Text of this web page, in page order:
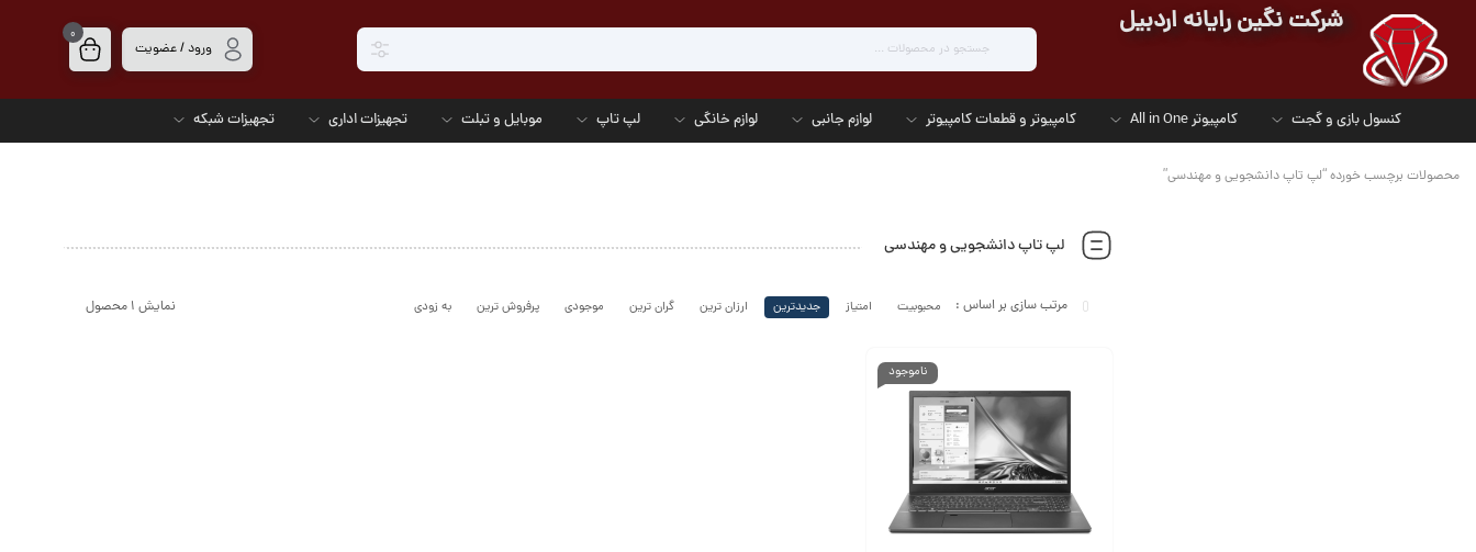
شرکت نگین رایانه اردبیل
ورود / عضویت
0
کنسول بازی و گجت کامپیوتر All in One کامپیوتر و قطعات کامپیوتر لوازم جانبی لوازم خانگی لپ تاپ موبایل و تبلت تجهیزات اداری تجهیزات شبکه
محصولات برچسب خورده “لپ تاپ دانشجویی و مهندسی”
لپ تاپ دانشجویی و مهندسی
نمایش ۱ محصول محبوبیت امتیاز جدیدترین ارزان ترین گران ترین موجودی پرفروش ترین به زودی
ناموجود